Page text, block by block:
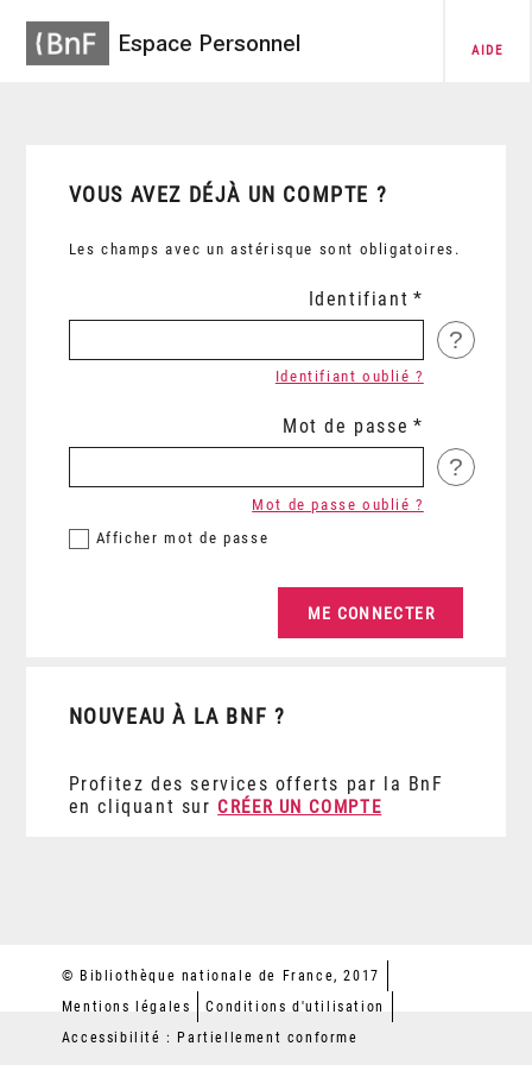
Espace Personnel AIDE
VOUS AVEZ DÉJÀ UN COMPTE ?
Les champs avec un astérisque sont obligatoires.
Identifiant
?
Identifiant oublié ?
Mot de passe
?
Afficher mot de passe
Mot de passe oublié ?
NOUVEAU À LA BNF ?
Profitez des services offerts par la BnF
en cliquant sur CRÉER UN COMPTE
© Bibliothèque nationale de France, 2017
Mentions légales
Conditions d'utilisation
Accessibilité : Partiellement conforme